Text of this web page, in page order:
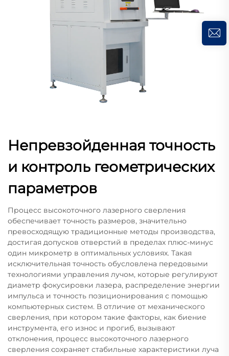
Непревзойденная точность
и контроль геометрических
параметров
Процесс высокоточного лазерного сверления
обеспечивает точность размеров, значительно
превосходящую традиционные методы производства,
достигая допусков отверстий в пределах плюс-минус
один микрометр в оптимальных условиях. Такая
исключительная точность обусловлена передовыми
технологиями управления лучом, которые регулируют
диаметр фокусировки лазера, распределение энергии
импульса и точность позиционирования с помощью
компьютерных систем. В отличие от механического
сверления, при котором такие факторы, как биение
инструмента, его износ и прогиб, вызывают
отклонения, процесс высокоточного лазерного
сверления сохраняет стабильные характеристики луча